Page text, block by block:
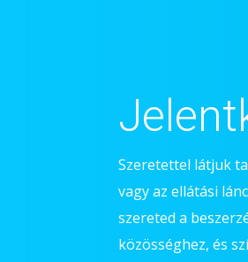
Szeretettel látjuk
vagy az ellátási
szereted a
közösséghez, és